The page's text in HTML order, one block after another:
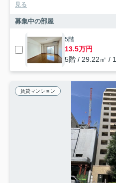
見る
募集中の部屋
5階
13.5万円
5階 / 29.22㎡ /
賃貸マンション